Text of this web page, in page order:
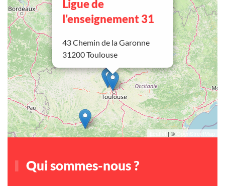
Ligue de
l'enseignement 31
43 Chemin de la Garonne
31200 Toulouse
Leaflet | © OpenStreetMap
Qui sommes-nous ?